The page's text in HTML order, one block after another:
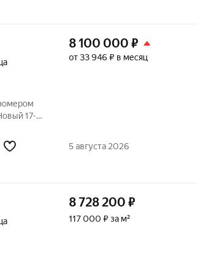
17-
на
8 100 000 ₽
от 33 946 ₽ в месяц
5 августа 2026
8 728 200 ₽
117 000 ₽ за м²